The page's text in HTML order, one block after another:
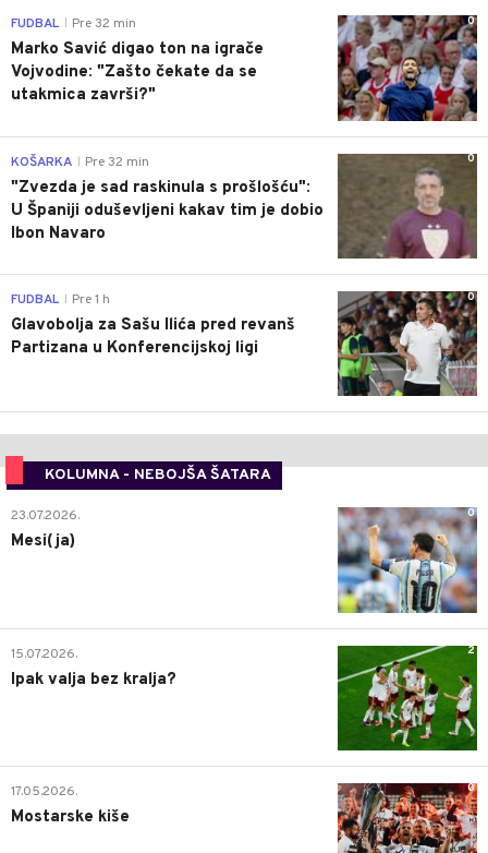
0
FUDBAL Pre 32 min
Marko Savić digao ton na igrače
Vojvodine: "Zašto čekate da se
utakmica završi?"
0
KOŠARKA Pre 32 min
"Zvezda je sad raskinula s prošlošću":
U Španiji oduševljeni kakav tim je dobio
Ibon Navaro
0
FUDBAL Pre 1 h
Glavobolja za Sašu Ilića pred revanš
Partizana u Konferencijskoj ligi
KOLUMNA - NEBOJŠA ŠATARA
0
23.07.2026.
Mesi(ja)
2
15.07.2026.
Ipak valja bez kralja?
0
17.05.2026.
Mostarske kiše